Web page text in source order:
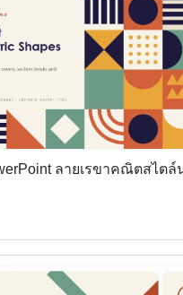
ลายเรขาคณิตสไตล์